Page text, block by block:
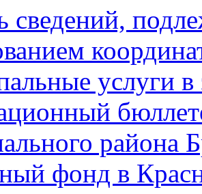
сведений,
услуги в
района
фонд в